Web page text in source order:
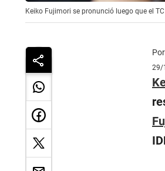
Keiko Fujimori se pronunció luego que el
Por
29/